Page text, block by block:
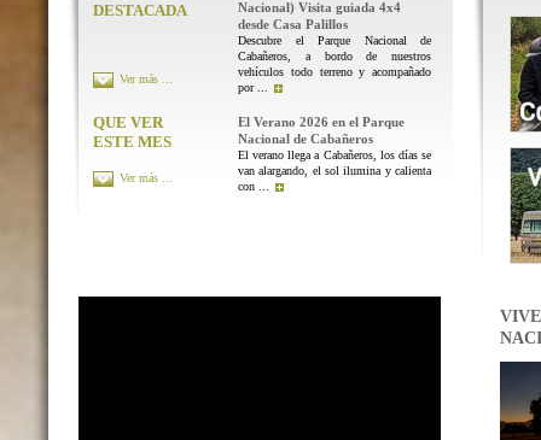
DESTACADA
Nacional) Visita guiada 4x4
desde Casa Palillos
Descubre el Parque Nacional de
Cabañeros, a bordo de nuestros
vehículos todo terreno y acompañado
por ...
Ver más ...
QUE VER
ESTE MES
El Verano 2026 en el Parque
Nacional de Cabañeros
El verano llega a Cabañeros, los días se
van alargando, el sol ilumina y calienta
con ...
Ver más ...